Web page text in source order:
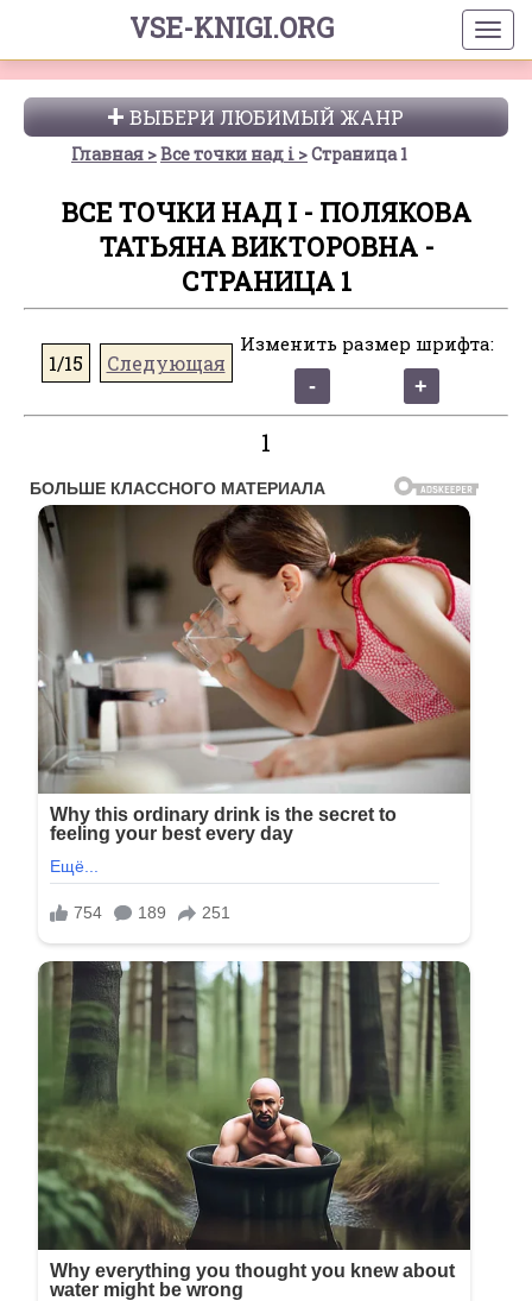
VSE-KNIGI.ORG
ВЫБЕРИ ЛЮБИМЫЙ ЖАНР
Главная Все точки над i Страница 1
ВСЕ ТОЧКИ НАД I - ПОЛЯКОВА
ТАТЬЯНА ВИКТОРОВНА -
СТРАНИЦА 1
1/15 Следующая
Изменить размер шрифта:
1